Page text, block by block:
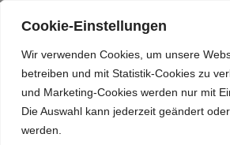
Cookie-Einstellungen
Wir verwenden Cookies, um unsere
betreiben und mit Statistik-Cookies zu
und Marketing-Cookies werden nur mit
Die Auswahl kann jederzeit geändert
werden.
Inhalt
springen
info@resonanzwerk.de
FacebookInstagram
E-